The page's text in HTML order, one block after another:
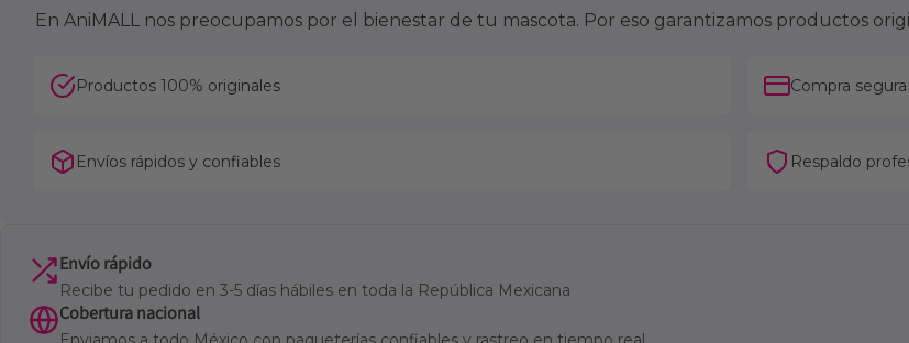
En AniMALL nos preocupamos por el bienestar de tu mascota. Por eso garantizamos productos
Productos 100% originales Compra
Envíos rápidos y confiables Respaldo
Envío rápido
Recibe tu pedido en 3-5 días hábiles en toda la República Mexicana
Cobertura nacional